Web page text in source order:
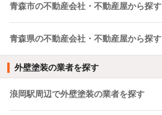
青森市の不動産会社・不動産屋から探す
青森県の不動産会社・不動産屋から探す
外壁塗装の業者を探す
浪岡駅周辺で外壁塗装の業者を探す